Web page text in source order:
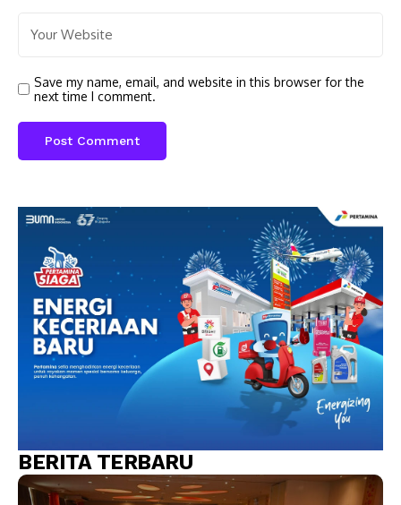
Save my name, email, and website in this browser for the
next time I comment.
BERITA TERBARU